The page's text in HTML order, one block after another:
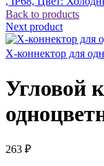
Back to products
Next product
Х-коннектор для
Угловой
263 ₽